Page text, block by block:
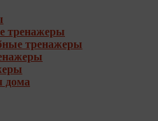
тренажеры
тренажеры
дома